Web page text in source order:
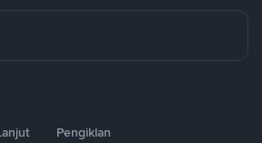
Pengiklan